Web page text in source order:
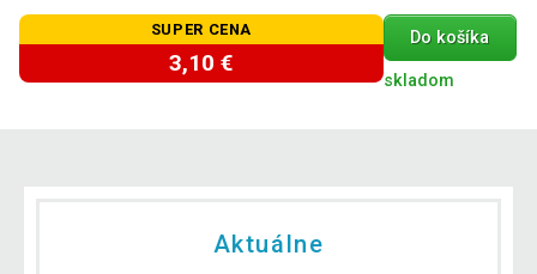
SUPER CENA
3,10 €
Do košíka
skladom
Aktuálne